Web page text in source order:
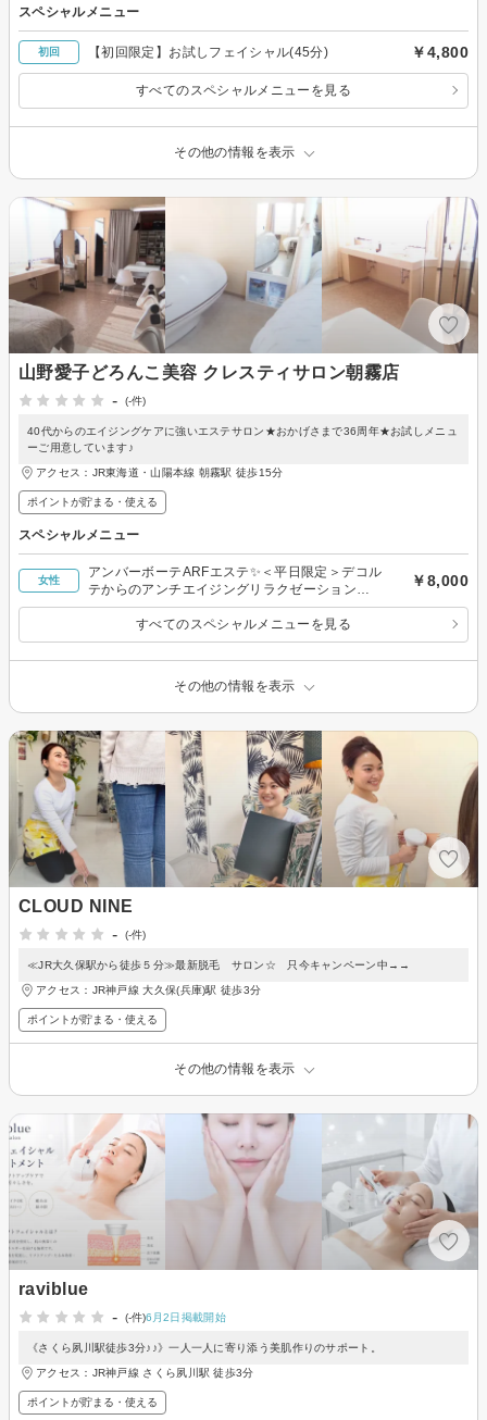
スペシャルメニュー
初回 【初回限定】お試しフェイシャル(45分) ￥4,800
すべてのスペシャルメニューを見る
その他の情報を表示
山野愛子どろんこ美容 クレスティサロン朝霧店
-
(-件)
40代からのエイジングケアに強いエステサロン★おかげさまで36周年★お試しメニュ
ーご用意しています♪
アクセス：JR東海道・山陽本線 朝霧駅 徒歩15分
ポイントが貯まる・使える
スペシャルメニュー
女性
アンバーボーテARFエステ✨＜平日限定＞デコル
テからのアンチエイジングリラクゼーション
✨【お試し】
￥8,000
すべてのスペシャルメニューを見る
その他の情報を表示
CLOUD NINE
-
(-件)
≪JR大久保駅から徒歩５分≫最新脱毛 サロン☆ 只今キャンペーン中→→
アクセス：JR神戸線 大久保(兵庫)駅 徒歩3分
ポイントが貯まる・使える
その他の情報を表示
raviblue
-
(-件)6月2日掲載開始
《さくら夙川駅徒歩3分♪♪》一人一人に寄り添う美肌作りのサポート。
アクセス：JR神戸線 さくら夙川駅 徒歩3分
ポイントが貯まる・使える